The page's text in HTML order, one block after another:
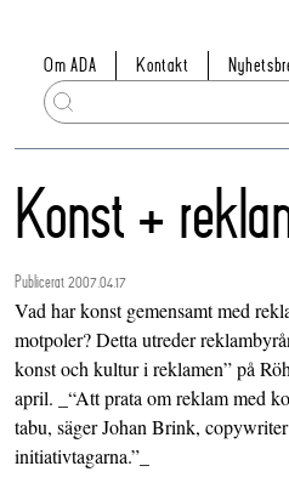
Om ADA Kontakt
Konst +
Publicerat 2007.04.17
Vad har konst gemensamt med
motpoler? Detta utreder
konst och kultur i reklamen” på
april. _“Att prata om reklam med
tabu, säger Johan Brink,
initiativtagarna.”_